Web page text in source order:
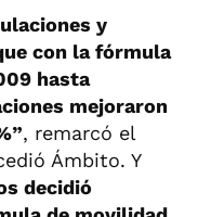
y
con la fórmula
hasta
mejoraron
, remarcó el
Ámbito. Y
decidió